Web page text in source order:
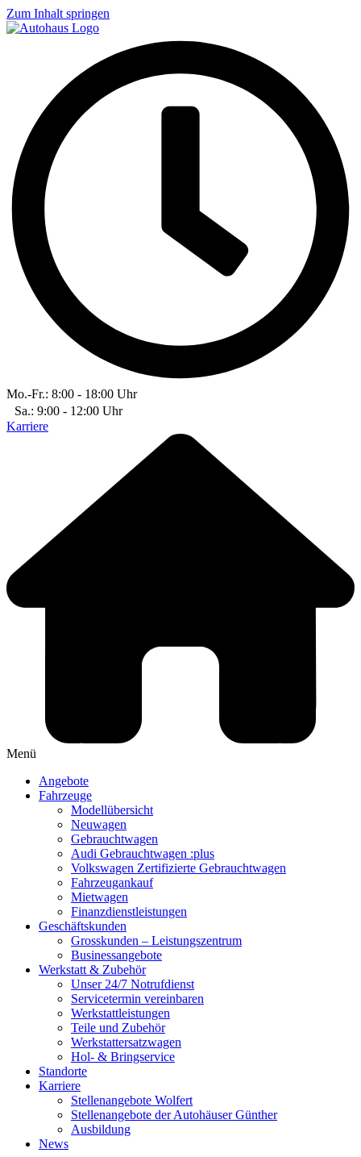
Zum Inhalt springen
Mo.-Fr.: 8:00 - 18:00 Uhr
Sa.: 9:00 - 12:00 Uhr
Karriere
Menü
Angebote
Fahrzeuge
Modellübersicht
Neuwagen
Gebrauchtwagen
Audi Gebrauchtwagen :plus
Volkswagen Zertifizierte Gebrauchtwagen
Fahrzeugankauf
Mietwagen
Finanzdienstleistungen
Geschäftskunden
Grosskunden – Leistungszentrum
Businessangebote
Werkstatt & Zubehör
Unser 24/7 Notrufdienst
Servicetermin vereinbaren
Werkstattleistungen
Teile und Zubehör
Werkstattersatzwagen
Hol- & Bringservice
Standorte
Karriere
Stellenangebote Wolfert
Stellenangebote der Autohäuser Günther
Ausbildung
News